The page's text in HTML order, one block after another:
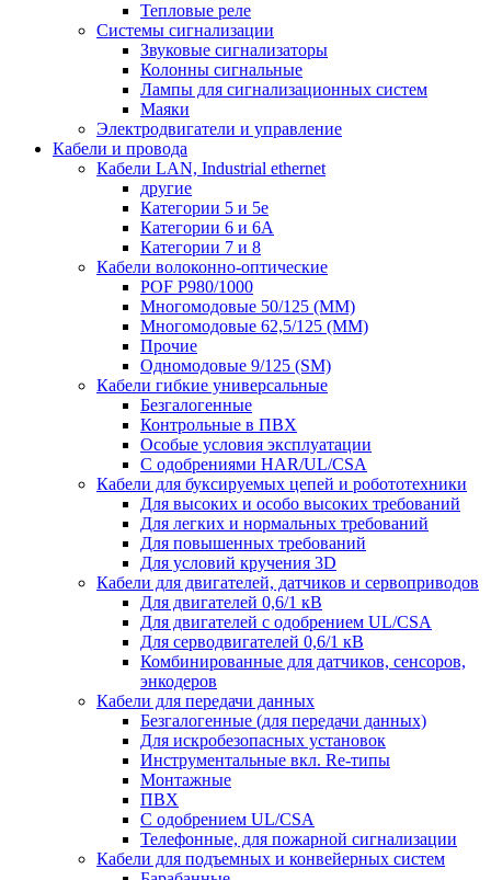
Тепловые реле
Системы сигнализации
Звуковые сигнализаторы
Колонны сигнальные
Лампы для сигнализационных систем
Маяки
Электродвигатели и управление
Кабели и провода
Кабели LAN, Industrial ethernet
другие
Категории 5 и 5е
Категории 6 и 6A
Категории 7 и 8
Кабели волоконно-оптические
POF P980/1000
Многомодовые 50/125 (ММ)
Многомодовые 62,5/125 (ММ)
Прочие
Одномодовые 9/125 (SM)
Кабели гибкие универсальные
Безгалогенные
Контрольные в ПВХ
Особые условия эксплуатации
С одобрениями HAR/UL/CSA
Кабели для буксируемых цепей и робототехники
Для высоких и особо высоких требований
Для легких и нормальных требований
Для повышенных требований
Для условий кручения 3D
Кабели для двигателей, датчиков и сервоприводов
Для двигателей 0,6/1 кВ
Для двигателей с одобрением UL/CSA
Для серводвигателей 0,6/1 кВ
Комбинированные для датчиков, cенсоров,
энкодеров
Кабели для передачи данных
Безгалогенные (для передачи данных)
Для искробезопасных установок
Инструментальные вкл. Re-типы
Монтажные
ПВХ
С одобрением UL/CSA
Телефонные, для пожарной сигнализации
Кабели для подъемных и конвейерных систем